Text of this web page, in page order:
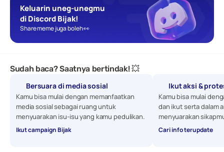
Keluarin uneg-unegmu
di Discord Bijak!
Share meme juga boleh 👀
Sudah baca? Saatnya bertindak! 💥
Bersuara di media sosial
Kamu bisa mulai dengan memanfaatkan
media sosial sebagai ruang untuk
menyuarakan isu-isu yang kamu pedulikan.
Ikut campaign Bijak
Ikut aksi &
Kamu bisa mulai
dan ikut serta dalam
menyuarakan
Cari info terupdate